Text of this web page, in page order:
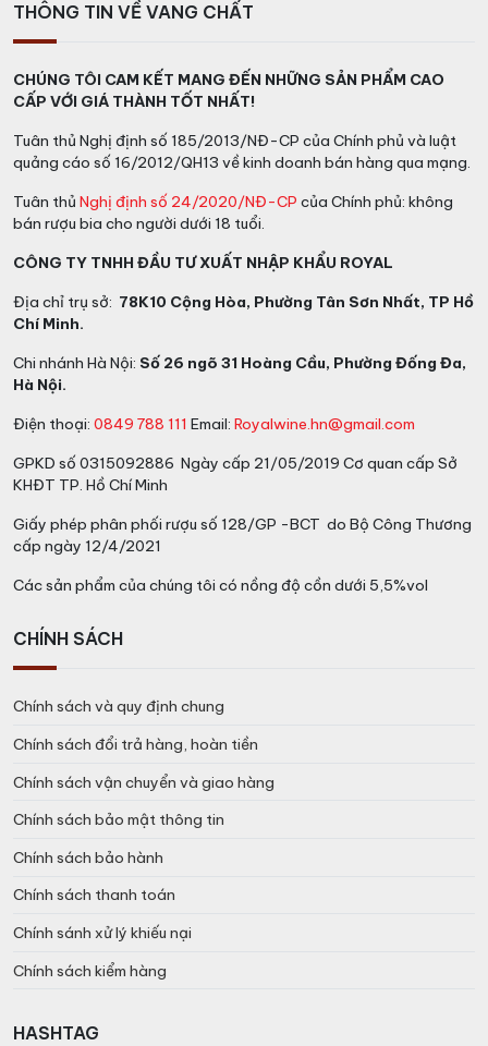
THÔNG TIN VỀ VANG CHẤT
CHÚNG TÔI CAM KẾT MANG ĐẾN NHỮNG SẢN PHẨM CAO
CẤP VỚI GIÁ THÀNH TỐT NHẤT!
Tuân thủ Nghị định số 185/2013/NĐ-CP của Chính phủ và luật
quảng cáo số 16/2012/QH13 về kinh doanh bán hàng qua mạng.
Tuân thủ Nghị định số 24/2020/NĐ-CP của Chính phủ: không
bán rượu bia cho người dưới 18 tuổi.
CÔNG TY TNHH ĐẦU TƯ XUẤT NHẬP KHẨU ROYAL
Địa chỉ trụ sở: 78K10 Cộng Hòa, Phường Tân Sơn Nhất, TP Hồ
Chí Minh.
Chi nhánh Hà Nội: Số 26 ngõ 31 Hoàng Cầu, Phường Đống Đa,
Hà Nội.
Điện thoại: 0849 788 111 Email: Royalwine.hn@gmail.com
GPKD số 0315092886 Ngày cấp 21/05/2019 Cơ quan cấp Sở
KHĐT TP. Hồ Chí Minh
Giấy phép phân phối rượu số 128/GP -BCT do Bộ Công Thương
cấp ngày 12/4/2021
Các sản phẩm của chúng tôi có nồng độ cồn dưới 5,5%vol
CHÍNH SÁCH
Chính sách và quy định chung
Chính sách đổi trả hàng, hoàn tiền
Chính sách vận chuyển và giao hàng
Chính sách bảo mật thông tin
Chính sách bảo hành
Chính sách thanh toán
Chính sánh xử lý khiếu nại
Chính sách kiểm hàng
HASHTAG